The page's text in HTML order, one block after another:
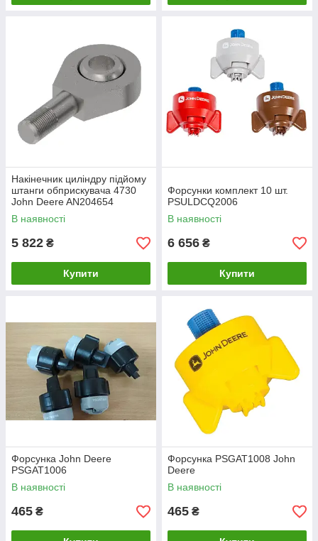
Накінечник циліндру підйому
штанги обприскувача 4730
John Deere AN204654
AN402858
В наявності
5 822 ₴
Купити
Форсунки комплект 10 шт.
PSULDCQ2006
В наявності
6 656 ₴
Купити
Форсунка John Deere
PSGAT1006
В наявності
465 ₴
Форсунка PSGAT1008 John
Deere
В наявності
465 ₴